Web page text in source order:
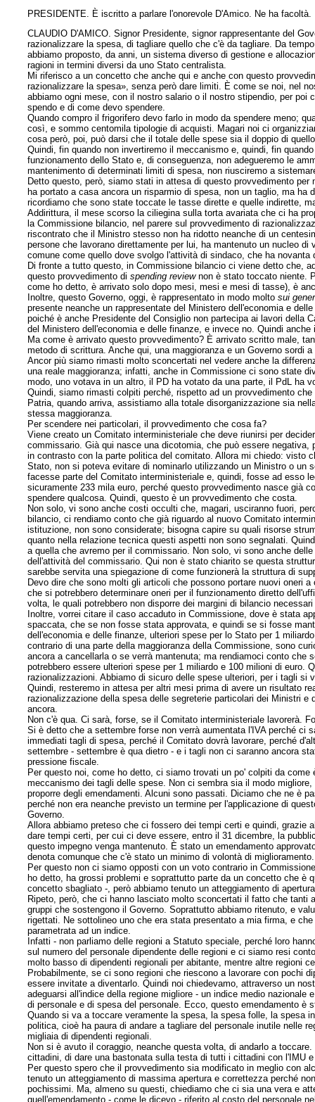
PRESIDENTE. È iscritto a parlare l'onorevole D'Amico. Ne ha facoltà.
CLAUDIO D'AMICO. Signor Presidente, signor rappresentante del
razionalizzare laspesa, di tagliare quello che c'è da tagliare. Da
abbiamo proposto, da anni, un sistema diverso di gestione e
ragioni in termini diversi da uno Stato centralista.
Mi riferisco a un concetto che anche qui e anche con questo
razionalizzare la spesa», senza però dare limiti. È come se noi, nel
abbiamo ogni mese, con il nostro salario o il nostro stipendio, per
spendo e di come devo spendere.
Quando compro il frigorifero devo farlo in modo da spendere meno;
così, e sommo centomila tipologie di acquisti. Magari noi ci
cosa però, poi, può darsi che il totale delle spese sia il doppio di
Quindi, fin quando non invertiremo il meccanismo e, quindi, fin
funzionamento dello Stato e, di conseguenza, non adegueremo le
mantenimento di determinati limiti di spesa, non riusciremo a
Detto questo, però, siamo stati in attesa di questo provvedimento
ha portato a casa ancora un risparmio di spesa, non un taglio, ma
ricordiamo che sono state toccate le tasse dirette e quelle indirette,
Addirittura, il mese scorso la ciliegina sulla torta avariata che ci ha
la Commissione bilancio, nel parere sul provvedimento di
riscontrato che il Ministro stesso non ha ridotto neanche di un
persone che lavorano direttamente per lui, ha mantenuto un nucleo
comune come quello dove svolgo l'attività di sindaco, che ha
Di fronte a tutto questo, in Commissione bilancio ci viene detto che,
questo provvedimento dispending reviewnon è stato toccato niente.
come ho detto, è arrivato solo dopo mesi, mesi e mesi di tasse), è
Inoltre, questo Governo, oggi, è rappresentato in modo moltosui
presente neanche un rappresentate del Ministero dell'economia e
poiché è anche Presidente del Consiglio non partecipa ai lavori della
del Ministero dell'economia e delle finanze, e invece no. Quindi
Ma come è arrivato questo provvedimento? È arrivato scritto male,
metodo di scrittura. Anche qui, una maggioranza e un Governo sordi
Ancor più siamo rimasti molto sconcertati nel vedere anche la
una reale maggioranza; infatti, anche in Commissione ci sono state
modo, uno votava in un altro, il PD ha votato da una parte, il PdL ha
Quindi, siamo rimasti colpiti perché, rispetto ad un provvedimento
Patria, quando arriva, assistiamo alla totale disorganizzazione sia
stessa maggioranza.
Per scendere nei particolari, il provvedimento che cosa fa?
Viene creato un Comitato interministeriale che deve riunirsi per
commissario. Già qui nasce una dicotomia, che può essere
in contrasto con la parte politica del comitato. Allora mi chiedo: visto
Stato, non si poteva evitare di nominarlo utilizzando un Ministro o un
facesse parte del Comitato interministeriale e, quindi, fosse ad esso
sicuramente 233 mila euro, perché questo provvedimento nasce già
spendere qualcosa. Quindi, questo è un provvedimento che costa.
Non solo, vi sono anche costi occulti che, magari, usciranno fuori,
bilancio, ci rendiamo conto che già riguardo al nuovo Comitato
istituzione, non sono considerate; bisogna capire su quali risorse
quanto nella relazione tecnica questi aspetti non sono segnalati.
a quella che avremo per il commissario. Non solo, vi sono anche
dell'attività del commissario. Qui non è stato chiarito se questa
sarebbe servita una spiegazione di come funzionerà la struttura di
Devo dire che sono molti gli articoli che possono portare nuovi oneri
che si potrebbero determinare oneri per il funzionamento diretto
volta, le quali potrebbero non disporre dei margini di bilancio
Inoltre, vorrei citare il caso accaduto in Commissione, dove è stata
spaccata, che se non fosse stata approvata, e quindi se si fosse
dell'economia e delle finanze, ulteriori spese per lo Stato per 1
contrario di una parte della maggioranza della Commissione, sono
ancora a cancellarla o se verrà mantenuta; ma rendiamoci conto
potrebbero essere ulteriori spese per 1 miliardo e 100 milioni di
razionalizzazioni. Abbiamo di sicuro delle spese ulteriori, per i tagli
Quindi, resteremo in attesa per altri mesi prima di avere un risultato
razionalizzazione della spesa delle segreterie particolari dei Ministri
ancora.
Non c'è qua. Ci sarà, forse, se il Comitato interministeriale lavorerà.
Si è detto che a settembre forse non verrà aumentata l'IVA perché ci
immediati tagli di spesa, perché il Comitato dovrà lavorare, perché
settembre - settembre è qua dietro - e i tagli non ci saranno ancora
pressione fiscale.
Per questo noi, come ho detto, ci siamo trovati un po' colpiti da
meccanismo dei tagli delle spese. Non ci sembra sia il modo
proporre degli emendamenti. Alcuni sono passati. Diciamo che ne è
perché non era neanche previsto un termine per l'applicazione di
Governo.
Allora abbiamo preteso che ci fossero dei tempi certi e quindi, grazie
dare tempi certi, per cui ci deve essere, entro il 31 dicembre, la
questo impegno venga mantenuto. È stato un emendamento
denota comunque che c'è stato un minimo di volontà di miglioramento.
Per questo non ci siamo opposti con un voto contrario in
ho detto, ha grossi problemi e soprattutto parte da un concetto che
concetto sbagliato -, però abbiamo tenuto un atteggiamento di
Ripeto, però, che ci hanno lasciato molto sconcertati il fatto che
gruppi che sostengono il Governo. Soprattutto abbiamo ritenuto, e
rigettati. Ne sottolineo uno che era stata presentato a mia firma, e
parametrata ad un indice.
Infatti - non parliamo delle regioni a Statuto speciale, perché loro
sul numero del personale dipendente delle regioni e ci siamo resi
molto basso di dipendenti regionali per abitante, mentre altre regioni
Probabilmente, se ci sono regioni che riescono a lavorare con pochi
essere invitate a diventarlo. Quindi noi chiedevamo, attraverso un
adeguarsi all'indice della regione migliore - un indice medio
di personale e dispesa del personale. Ecco, questo emendamento è
Quando si va a toccare veramente la spesa, la spesa folle, la spesa
politica, cioè ha paura di andare a tagliare del personale inutile nelle
migliaia di dipendenti regionali.
Non si è avuto il coraggio, neanche questa volta, di andarlo a
cittadini, di dare una bastonata sulla testa di tutti i cittadini con l'IMU
Per questo spero che il provvedimento sia modificato in meglio con
tenuto un atteggiamento di massima apertura e correttezza perché
pochissimi. Ma, almeno su questi, chiediamo che ci sia una vera e
quell'emendamento - come le dicevo - riferito al costo del personale